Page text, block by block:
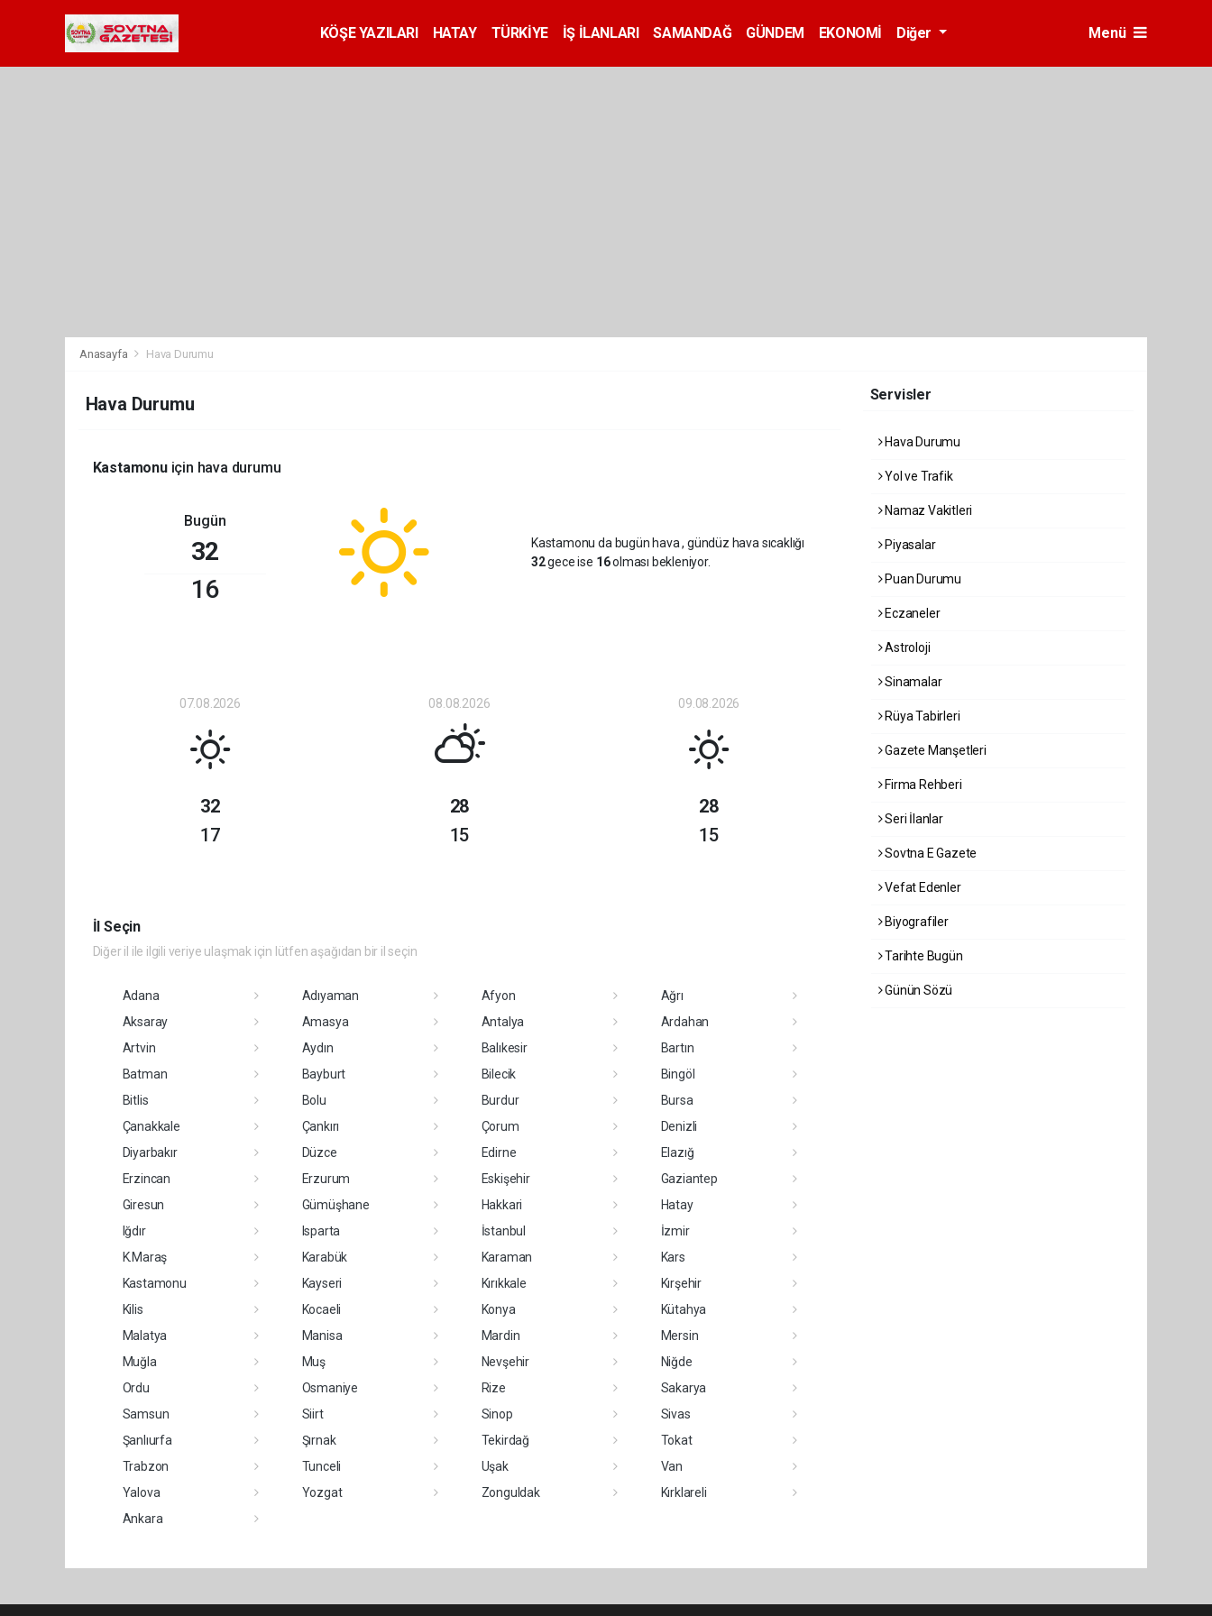
KÖŞE YAZILARI HATAY TÜRKİYE İŞ İLANLARI SAMANDAĞ GÜNDEM EKONOMİ Diğer Menü
Anasayfa Hava Durumu
Hava Durumu
Kastamonuiçin hava durumu
Bugün
32
16
Kastamonu da bugün hava, gündüz hava sıcaklığı
32gece ise 16olması bekleniyor.
07.08.2026
32
17
08.08.2026
28
15
09.08.2026
28
15
İl Seçin
Diğer il ile ilgili veriye ulaşmak için lütfen aşağıdan bir il seçin
Adana Adıyaman Afyon
Ağrı
Aksaray
Amasya Antalya
Ardahan
Artvin
Aydın Balıkesir
Bartın
Batman
Bayburt Bilecik
Bingöl
Bitlis
Bolu Burdur
Bursa
Çanakkale
Çankırı Çorum
Denizli
Diyarbakır
Düzce Edirne
Elazığ
Erzincan
Erzurum Eskişehir
Gaziantep
Giresun
Gümüşhane Hakkari
Hatay
Iğdır
Isparta İstanbul
İzmir
K.Maraş
Karabük Karaman
Kars
Kastamonu
Kayseri Kırıkkale
Kırşehir
Kilis
Kocaeli Konya
Kütahya
Malatya
Manisa Mardin
Mersin
Muğla
Muş Nevşehir
Niğde
Ordu
Osmaniye Rize
Sakarya
Samsun
Siirt Sinop
Sivas
Şanlıurfa
Şırnak Tekirdağ
Tokat
Trabzon
Tunceli Uşak
Van
Yalova
Yozgat Zonguldak
Kırklareli
Ankara
Servisler
Hava Durumu
Yol ve Trafik
Namaz Vakitleri
Piyasalar
Puan Durumu
Eczaneler
Astroloji
Sinamalar
Rüya Tabirleri
Gazete Manşetleri
Firma Rehberi
Seri İlanlar
Sovtna E Gazete
Vefat Edenler
Biyografiler
Tarihte Bugün
Günün Sözü